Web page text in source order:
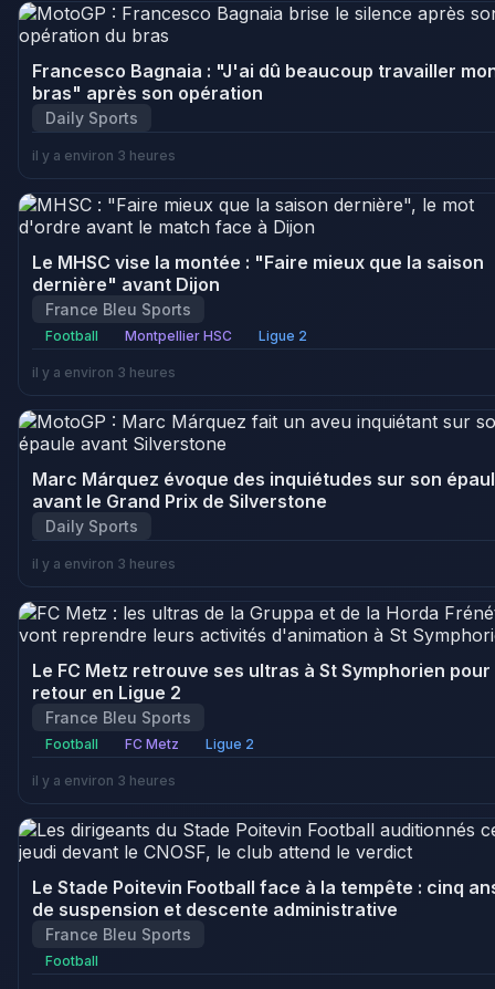
Francesco Bagnaia : "J'ai dû beaucoup travailler
bras" après son opération
Daily Sports
il y a environ 3 heures
Le MHSC vise la montée : "Faire mieux que la saison
dernière" avant Dijon
France Bleu Sports
Football Montpellier HSC Ligue 2
il y a environ 3 heures
Marc Márquez évoque des inquiétudes sur son
avant le Grand Prix de Silverstone
Daily Sports
il y a environ 3 heures
Le FC Metz retrouve ses ultras à St Symphorien pour
retour en Ligue 2
France Bleu Sports
Football FC Metz Ligue 2
il y a environ 3 heures
Le Stade Poitevin Football face à la tempête : cinq
de suspension et descente administrative
France Bleu Sports
Football